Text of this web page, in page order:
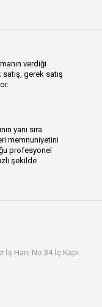
verdiği
gerek satış
yanı sıra
memnuniyetini
profesyonel
şekilde
Hanı No:34 İç Kapı